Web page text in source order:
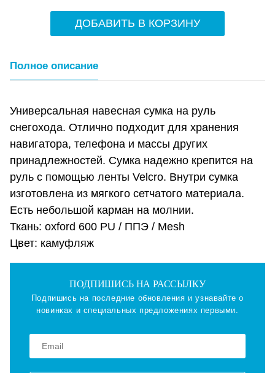
ДОБАВИТЬ В КОРЗИНУ
Полное описание
Универсальная навесная сумка на руль
снегохода. Отлично подходит для хранения
навигатора, телефона и массы других
принадлежностей. Сумка надежно крепится на
руль с помощью ленты Velcro. Внутри сумка
изготовлена из мягкого сетчатого материала.
Есть небольшой карман на молнии.
Ткань: oxford 600 PU / ППЭ / Mesh
Цвет: камуфляж
ПОДПИШИСЬ НА РАССЫЛКУ
Подпишись на последние обновления и узнавайте о
новинках и специальных предложениях первыми.